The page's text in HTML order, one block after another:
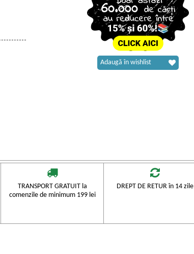
Adaugă în wishlist
TRANSPORT GRATUIT la
comenzile de minimum 199 lei
DREPT DE RETUR în 14 zile